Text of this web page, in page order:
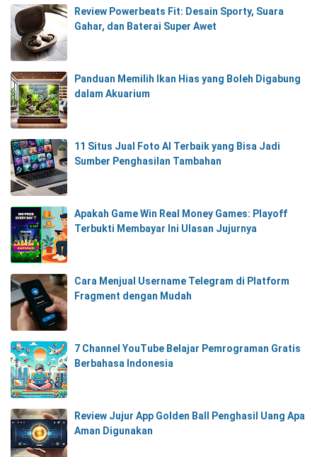
Review Powerbeats Fit: Desain Sporty, Suara
Gahar, dan Baterai Super Awet
Panduan Memilih Ikan Hias yang Boleh Digabung
dalam Akuarium
11 Situs Jual Foto AI Terbaik yang Bisa Jadi
Sumber Penghasilan Tambahan
Apakah Game Win Real Money Games: Playoff
Terbukti Membayar Ini Ulasan Jujurnya
Cara Menjual Username Telegram di Platform
Fragment dengan Mudah
7 Channel YouTube Belajar Pemrograman Gratis
Berbahasa Indonesia
Review Jujur App Golden Ball Penghasil Uang Apa
Aman Digunakan